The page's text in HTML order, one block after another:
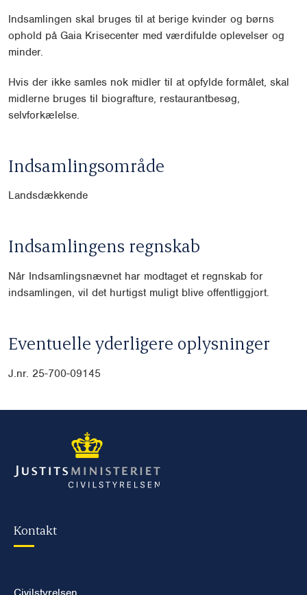
Indsamlingen skal bruges til at berige kvinder og børns
ophold på Gaia Krisecenter med værdifulde oplevelser og
minder.
Hvis der ikke samles nok midler til at opfylde formålet, skal
midlerne bruges til biografture, restaurantbesøg,
selvforkælelse.
Indsamlingsområde
Landsdækkende
Indsamlingens regnskab
Når Indsamlingsnævnet har modtaget et regnskab for
indsamlingen, vil det hurtigst muligt blive offentliggjort.
Eventuelle yderligere oplysninger
J.nr. 25-700-09145
Kontakt